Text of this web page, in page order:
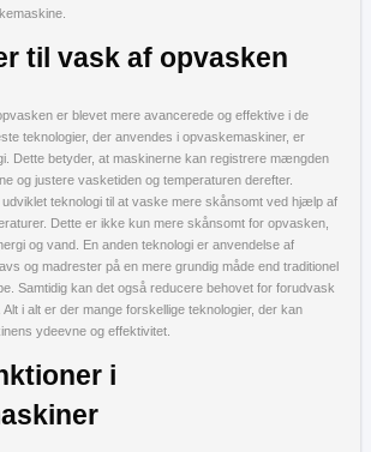
til vask af opvasken
er blevet mere avancerede og effektive i de
teknologier, der anvendes i opvaskemaskiner, er
Dette betyder, at maskinerne kan registrere mængden
og justere vasketiden og temperaturen derefter.
teknologi til at vaske mere skånsomt ved hjælp af
Dette er ikke kun mere skånsomt for opvasken,
og vand. En anden teknologi er anvendelse af
og madrester på en mere grundig måde end traditionel
Samtidig kan det også reducere behovet for forudvask
i alt er der mange forskellige teknologier, der kan
ydeevne og effektivitet.
i